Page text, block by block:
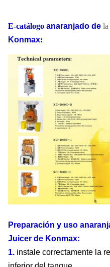
E-catálogo anaranjado de la
Konmax:
Preparación y uso
Juicer de Konmax:
1. instale correctamente la